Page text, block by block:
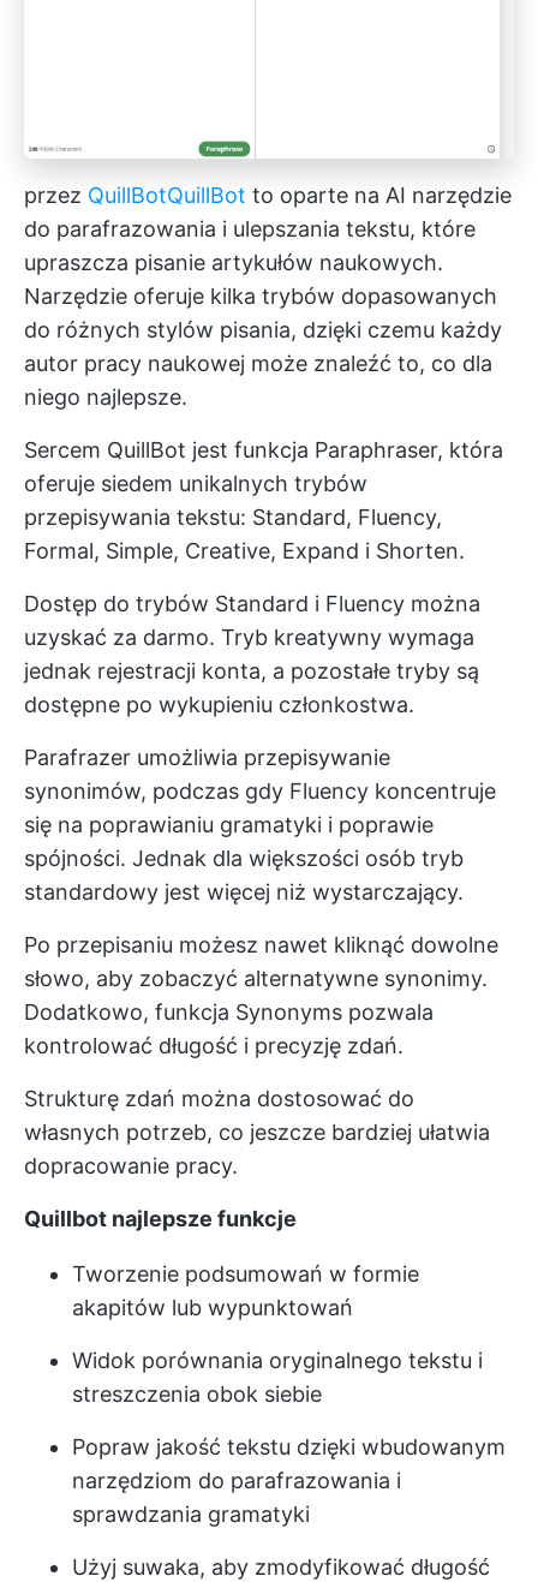
przez QuillBotQuillBot to oparte na AI narzędzie
do parafrazowania i ulepszania tekstu, które
upraszcza pisanie artykułów naukowych.
Narzędzie oferuje kilka trybów dopasowanych
do różnych stylów pisania, dzięki czemu każdy
autor pracy naukowej może znaleźć to, co dla
niego najlepsze.
Sercem QuillBot jest funkcja Paraphraser, która
oferuje siedem unikalnych trybów
przepisywania tekstu: Standard, Fluency,
Formal, Simple, Creative, Expand i Shorten.
Dostęp do trybów Standard i Fluency można
uzyskać za darmo. Tryb kreatywny wymaga
jednak rejestracji konta, a pozostałe tryby są
dostępne po wykupieniu członkostwa.
Parafrazer umożliwia przepisywanie
synonimów, podczas gdy Fluency koncentruje
się na poprawianiu gramatyki i poprawie
spójności. Jednak dla większości osób tryb
standardowy jest więcej niż wystarczający.
Po przepisaniu możesz nawet kliknąć dowolne
słowo, aby zobaczyć alternatywne synonimy.
Dodatkowo, funkcja Synonyms pozwala
kontrolować długość i precyzję zdań.
Strukturę zdań można dostosować do
własnych potrzeb, co jeszcze bardziej ułatwia
dopracowanie pracy.
Quillbot najlepsze funkcje
Tworzenie podsumowań w formie
akapitów lub wypunktowań
Widok porównania oryginalnego tekstu i
streszczenia obok siebie
Popraw jakość tekstu dzięki wbudowanym
narzędziom do parafrazowania i
sprawdzania gramatyki
Użyj suwaka, aby zmodyfikować długość